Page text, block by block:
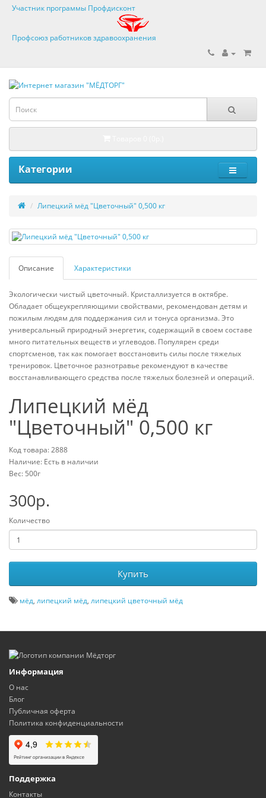
Участник программы Профдисконт
Профсоюз работников здравоохранения
Категории
Липецкий мёд "Цветочный" 0,500 кг
Описание Характеристики
Экологически чистый цветочный. Кристаллизуется в октябре.
Обладает общеукрепляющими свойствами, рекомендован детям и
пожилым людям для поддержания сил и тонуса организма. Это
универсальный природный энергетик, содержащий в своем составе
много питательных веществ и углеводов. Популярен среди
спортсменов, так как помогает восстановить силы после тяжелых
тренировок. Цветочное разнотравье рекомендуют в качестве
восстанавливающего средства после тяжелых болезней и операций.
Липецкий мёд
"Цветочный" 0,500 кг
Код товара: 2888
Наличие: Есть в наличии
Вес: 500г
300р.
Количество
Купить
мёд, липецкий мёд, липецкий цветочный мёд
Информация
О нас
Блог
Публичная оферта
Политика конфиденциальности
Поддержка
Контакты